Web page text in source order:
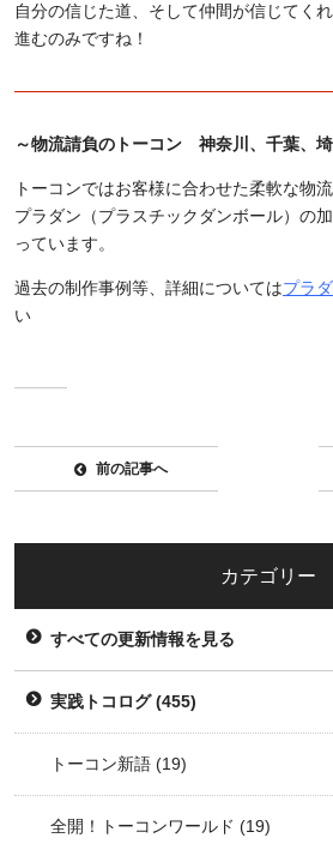
自分の信じた道、そして仲間が信じてく
進むのみですね！
～物流請負のトーコン 神奈川、千葉、
トーコンではお客様に合わせた柔軟な物
プラダン（プラスチックダンボール）の
っています。
過去の制作事例等、詳細についてはプラ
い
前の記事へ
カテゴリー
すべての更新情報を見る
実践トコログ(455)
トーコン新語 (19)
全開！トーコンワールド (19)